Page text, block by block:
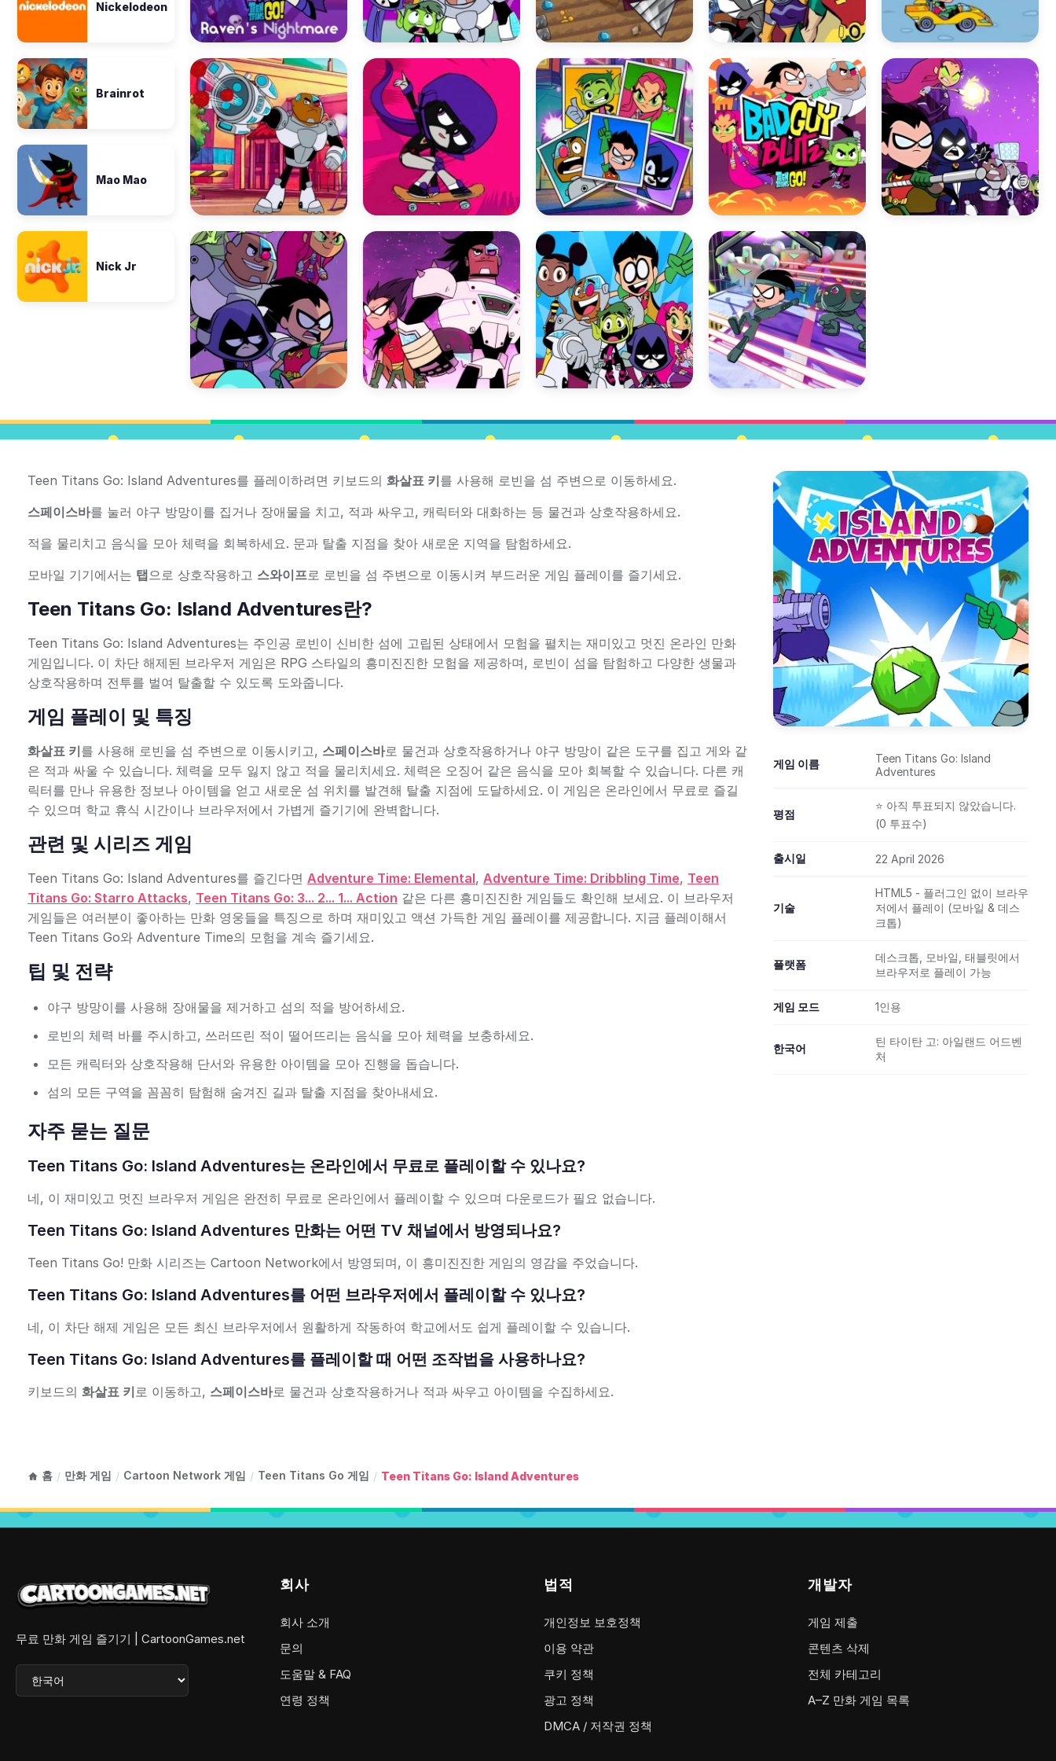
Nickelodeon
Brainrot
Mao Mao
Nick Jr
Teen Titans Go: Island Adventures를 플레이하려면 키보드의 화살표 키를 사용해 로빈을 섬 주변으로 이동하세요.
스페이스바를 눌러 야구 방망이를 집거나 장애물을 치고, 적과 싸우고, 캐릭터와 대화하는 등 물건과 상호작용하세요.
적을 물리치고 음식을 모아 체력을 회복하세요. 문과 탈출 지점을 찾아 새로운 지역을 탐험하세요.
모바일 기기에서는 탭으로 상호작용하고 스와이프로 로빈을 섬 주변으로 이동시켜 부드러운 게임 플레이를 즐기세요.
Teen Titans Go: Island Adventures란?
Teen Titans Go: Island Adventures는 주인공 로빈이 신비한 섬에 고립된 상태에서 모험을 펼치는 재미있고 멋진 온라인 만화
게임입니다. 이 차단 해제된 브라우저 게임은 RPG 스타일의 흥미진진한 모험을 제공하며, 로빈이 섬을 탐험하고 다양한 생물과
상호작용하며 전투를 벌여 탈출할 수 있도록 도와줍니다.
게임 플레이 및 특징
화살표 키를 사용해 로빈을 섬 주변으로 이동시키고, 스페이스바로 물건과 상호작용하거나 야구 방망이 같은 도구를 집고 게와 같
은 적과 싸울 수 있습니다. 체력을 모두 잃지 않고 적을 물리치세요. 체력은 오징어 같은 음식을 모아 회복할 수 있습니다. 다른 캐
릭터를 만나 유용한 정보나 아이템을 얻고 새로운 섬 위치를 발견해 탈출 지점에 도달하세요. 이 게임은 온라인에서 무료로 즐길
수 있으며 학교 휴식 시간이나 브라우저에서 가볍게 즐기기에 완벽합니다.
관련 및 시리즈 게임
Teen Titans Go: Island Adventures를 즐긴다면 Adventure Time: Elemental, Adventure Time: Dribbling Time, Teen
Titans Go: Starro Attacks, Teen Titans Go: 3... 2... 1... Action 같은 다른 흥미진진한 게임들도 확인해 보세요. 이 브라우저
게임들은 여러분이 좋아하는 만화 영웅들을 특징으로 하며 재미있고 액션 가득한 게임 플레이를 제공합니다. 지금 플레이해서
Teen Titans Go와 Adventure Time의 모험을 계속 즐기세요.
팁 및 전략
야구 방망이를 사용해 장애물을 제거하고 섬의 적을 방어하세요.
로빈의 체력 바를 주시하고, 쓰러뜨린 적이 떨어뜨리는 음식을 모아 체력을 보충하세요.
모든 캐릭터와 상호작용해 단서와 유용한 아이템을 모아 진행을 돕습니다.
섬의 모든 구역을 꼼꼼히 탐험해 숨겨진 길과 탈출 지점을 찾아내세요.
자주 묻는 질문
Teen Titans Go: Island Adventures는 온라인에서 무료로 플레이할 수 있나요?
네, 이 재미있고 멋진 브라우저 게임은 완전히 무료로 온라인에서 플레이할 수 있으며 다운로드가 필요 없습니다.
Teen Titans Go: Island Adventures 만화는 어떤 TV 채널에서 방영되나요?
Teen Titans Go! 만화 시리즈는 Cartoon Network에서 방영되며, 이 흥미진진한 게임의 영감을 주었습니다.
Teen Titans Go: Island Adventures를 어떤 브라우저에서 플레이할 수 있나요?
네, 이 차단 해제 게임은 모든 최신 브라우저에서 원활하게 작동하여 학교에서도 쉽게 플레이할 수 있습니다.
Teen Titans Go: Island Adventures를 플레이할 때 어떤 조작법을 사용하나요?
키보드의 화살표 키로 이동하고, 스페이스바로 물건과 상호작용하거나 적과 싸우고 아이템을 수집하세요.
게임 이름
Teen Titans Go: Island
Adventures
평점
⭐ 아직 투표되지 않았습니다.
(0 투표수)
출시일 22 April 2026
기술
HTML5 - 플러그인 없이 브라우
저에서 플레이 (모바일 & 데스
크톱)
플랫폼
데스크톱, 모바일, 태블릿에서
브라우저로 플레이 가능
게임 모드 1인용
한국어
틴 타이탄 고: 아일랜드 어드벤
처
홈 / 만화 게임 / Cartoon Network 게임 / Teen Titans Go 게임 / Teen Titans Go: Island Adventures
무료 만화 게임 즐기기 | CartoonGames.net
회사
회사 소개
문의
도움말 & FAQ
연령 정책
법적
개인정보 보호정책
이용 약관
쿠키 정책
광고 정책
DMCA / 저작권 정책
개발자
게임 제출
콘텐츠 삭제
전체 카테고리
A–Z 만화 게임 목록